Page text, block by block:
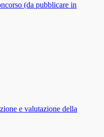
(da pubblicare in
e valutazione della